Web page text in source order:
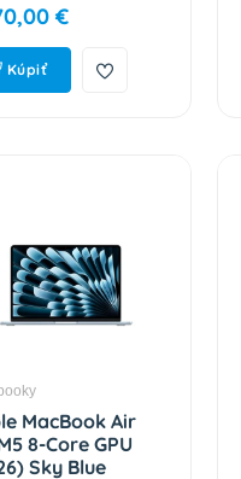
5050 / bez OS /
/ 2R 9S7-
1222
€
Kúpiť
MacBook Air
8-Core GPU
Sky Blue